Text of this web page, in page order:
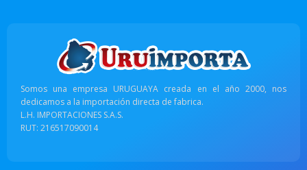
Somos una empresa URUGUAYA creada en el año 2000, nos
dedicamos a la importación directa de fabrica.
L.H. IMPORTACIONES S.A.S.
RUT: 216517090014